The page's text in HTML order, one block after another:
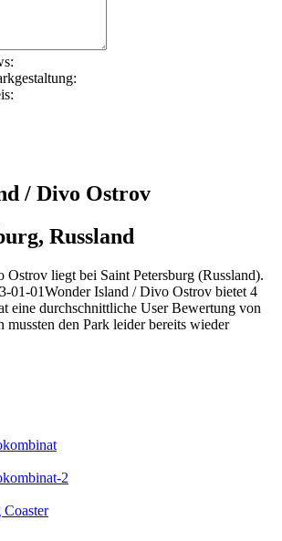
/ Divo Ostrov
Russland
liegt bei Saint Petersburg (Russland).
01-01Wonder Island / Divo Ostrov bietet 4
eine durchschnittliche User Bewertung von
mussten den Park leider bereits wieder
2